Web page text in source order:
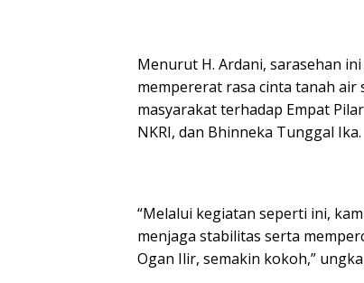
Menurut H. Ardani, sarasehan
mempererat rasa cinta tanah
masyarakat terhadap Empat
NKRI, dan Bhinneka Tunggal Ika.
“Melalui kegiatan seperti ini,
menjaga stabilitas serta
Ogan Ilir, semakin kokoh,”